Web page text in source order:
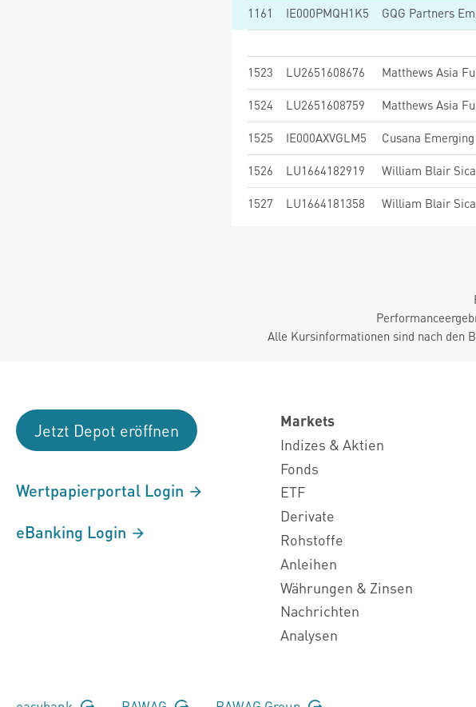
1161 IE000PMQH1K5 GQG Partners
1523 LU2651608676
1524 LU2651608759
1525 IE000AXVGLM5 Cusana
1526 LU1664182919 William Blair
1527 LU1664181358 William Blair
Alle Kursinformationen sind nach den
Jetzt Depot eröffnen
Wertpapierportal Login
eBanking Login
Markets
Indizes & Aktien
Fonds
ETF
Derivate
Rohstoffe
Anleihen
Währungen & Zinsen
Nachrichten
Analysen